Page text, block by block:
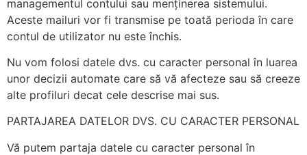
managementul contului sau menținerea sistemului.
Aceste mailuri vor fi transmise pe toată perioda în care
contul de utilizator nu este închis.
Nu vom folosi datele dvs. cu caracter personal în luarea
unor decizii automate care să vă afecteze sau să creeze
alte profiluri decat cele descrise mai sus.
PARTAJAREA DATELOR DVS. CU CARACTER PERSONAL
Vă putem partaja datele cu caracter personal în